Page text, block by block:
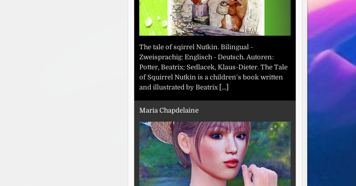
The tale of sqirrel Nutkin. Bilingual -
Zweisprachig: Englisch - Deutsch. Autoren:
Potter, Beatrix; Sedlacek, Klaus-Dieter. The Tale
of Squirrel Nutkin is a children's book written
and illustrated by Beatrix [...]
Maria Chapdelaine